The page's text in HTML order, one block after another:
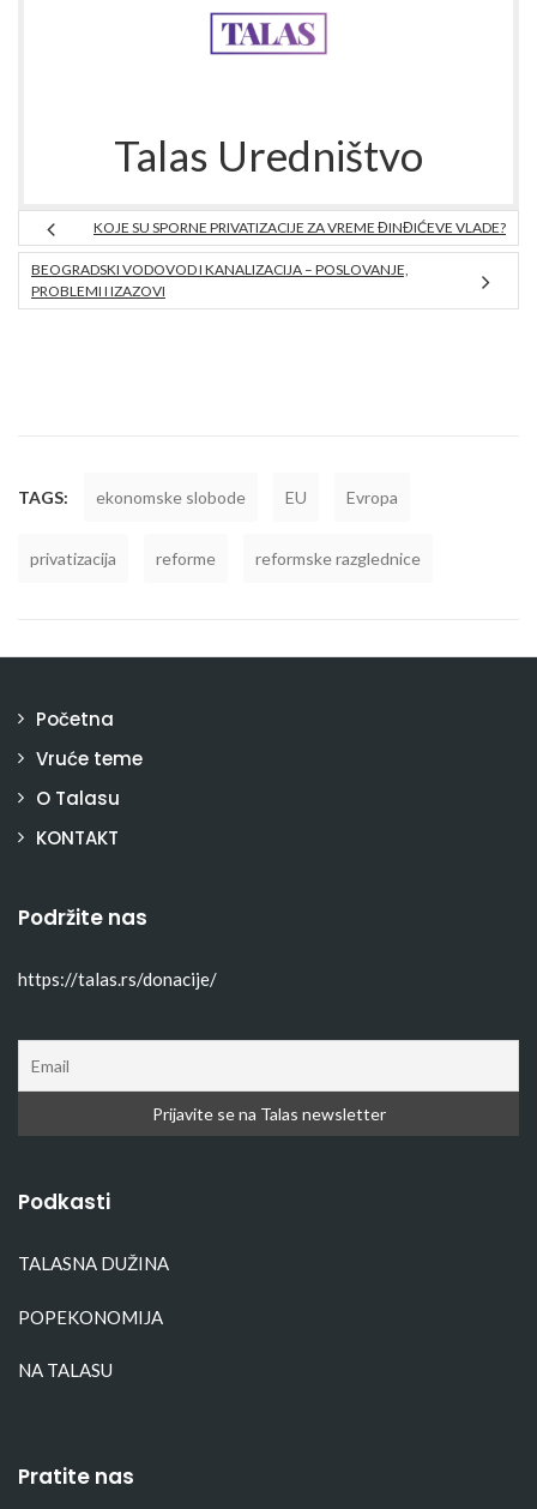
Talas Uredništvo
KOJE SU SPORNE PRIVATIZACIJE ZA VREME ĐINĐIĆEVE VLADE?
BEOGRADSKI VODOVOD I KANALIZACIJA – POSLOVANJE,
PROBLEMI I IZAZOVI
TAGS: ekonomske slobode EU Evropa
privatizacija reforme reformske razglednice
Početna
Vruće teme
O Talasu
KONTAKT
Podržite nas
https://talas.rs/donacije/
Podkasti
TALASNA DUŽINA
POPEKONOMIJA
NA TALASU
Pratite nas